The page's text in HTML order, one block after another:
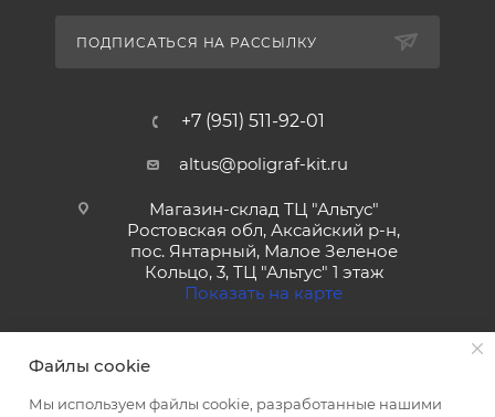
ПОДПИСАТЬСЯ НА РАССЫЛКУ
+7 (951) 511-92-01
altus@poligraf-kit.ru
Магазин-склад ТЦ "Альтус"
Ростовская обл, Аксайский р-н,
пос. Янтарный, Малое Зеленое
Кольцо, 3, ТЦ "Альтус" 1 этаж
Показать на карте
Файлы cookie
Мы используем файлы cookie, разработанные нашими